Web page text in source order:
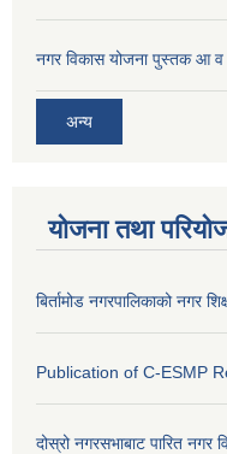
नगर विकास योजना पुस्तक आ
अन्य
योजना तथा
बिर्तामोड नगरपालिकाको
Publication of C-ESMP
दोस्रो नगरसभाबाट पारित